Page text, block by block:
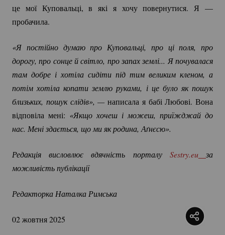
це мої Куповальці, в які я хочу повернутися. Я —
пробачила.
«Я постійно думаю про Куповальці, про ці поля, про
дорогу, про сонце й світло, про запах землі... Я почувалася
там добре і хотіла сидіти під тим великим кленом, а
потім хотіла копати землю руками, і це було як пошук
близьких, пошук слідів», — написала я бабі Любові. Вона
відповіла мені: «Якщо хочеш і можеш, приїжджай до
нас. Мені здається, що ми як родина, Аґнєсю».
Редакція висловлює вдячність порталу Sestry.eu
за
можливість публікації
Редакторка Наталка Римська
02 жовтня 2025